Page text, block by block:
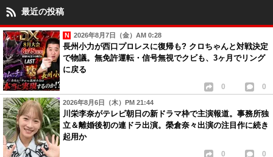
最近の投稿
2026年8月7日（金）AM 0:28
長州小力が西口プロレスに復帰も? クロちゃんと対戦決定
で物議。無免許運転・信号無視でクビも、3ヶ月でリング
に戻る
0 0
2026年8月6日（木）PM 21:44
川栄李奈がテレビ朝日の新ドラマ枠で主演報道。事務所独
立＆離婚後初の連ドラ出演。榮倉奈々出演の注目作に続き
起用か
0 0